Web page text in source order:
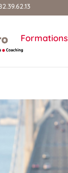
Formations